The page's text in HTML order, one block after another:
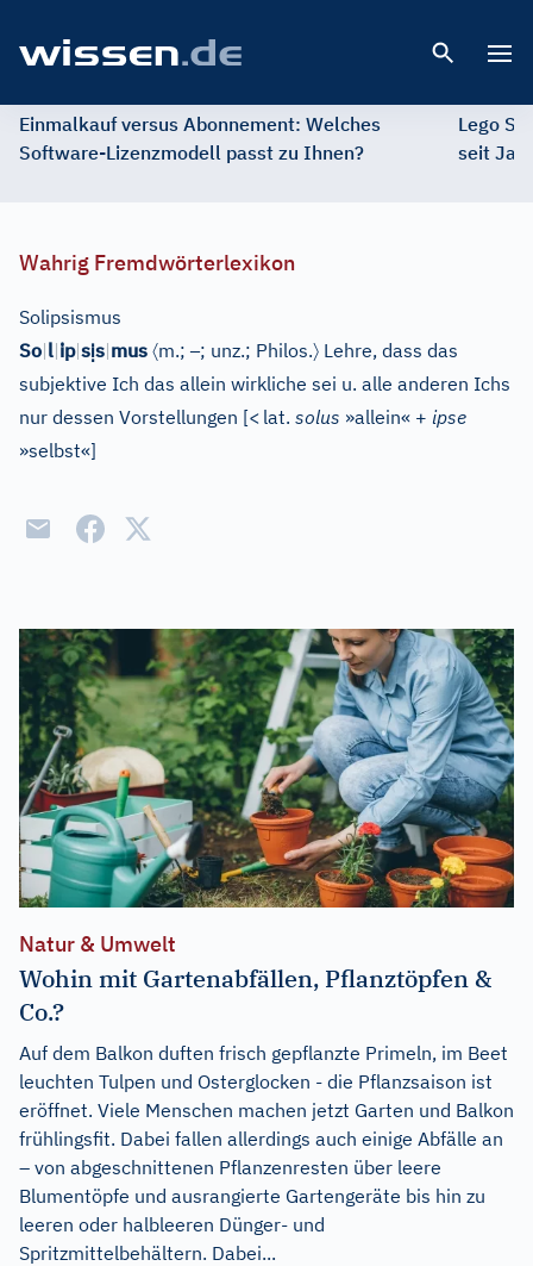
Einmalkauf versus Abonnement: Welches
Software-Lizenzmodell passt zu Ihnen?
Lego
seit
Wahrig Fremdwörterlexikon
Solipsismus
So|l|ip|sịs|mus 〈m.;–; unz.; Philos.〉 Lehre, dass das
subjektive Ich das allein wirkliche sei u. alle anderen Ichs
nur dessen Vorstellungen [< lat. solus »allein« + ipse
»selbst«]
Natur & Umwelt
Wohin mit Gartenabfällen, Pflanztöpfen &
Co.?
Auf dem Balkon duften frisch gepflanzte Primeln, im Beet
leuchten Tulpen und Osterglocken - die Pflanzsaison ist
eröffnet. Viele Menschen machen jetzt Garten und Balkon
frühlingsfit. Dabei fallen allerdings auch einige Abfälle an
– von abgeschnittenen Pflanzenresten über leere
Blumentöpfe und ausrangierte Gartengeräte bis hin zu
leeren oder halbleeren Dünger- und
Spritzmittelbehältern. Dabei...